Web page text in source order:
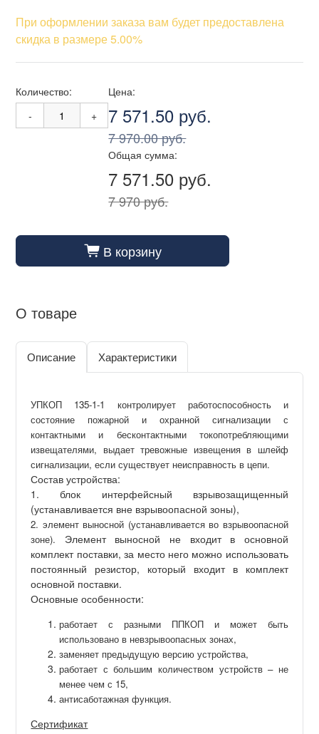
При оформлении заказа вам будет предоставлена
скидка в размере 5.00%
Количество:
-
+
Цена:
7 571.50 руб.
7 970.00 руб.
Общая сумма:
7 571.50 руб.
7 970 руб.
cart_fill В корзину
О товаре
Описание Характеристики
УПКОП 135-1-1 контролирует работоспособность и
состояние пожарной и охранной сигнализации с
контактными и бесконтактными токопотребляющими
извещателями, выдает тревожные извещения в шлейф
сигнализации, если существует неисправность в цепи.
Состав устройства:
1. блок интерфейсный взрывозащищенный
(устанавливается вне взрывоопасной зоны),
2. элемент выносной (устанавливается во взрывоопасной
зоне).
Элемент выносной не входит в основной
комплект поставки, за место него можно использовать
постоянный резистор, который входит в комплект
основной поставки.
Основные особенности:
работает с разными ППКОП и может быть
использовано в невзрывоопасных зонах,
заменяет предыдущую версию устройства,
работает с большим количеством устройств – не
менее чем с 15,
антисаботажная функция.
Сертификат